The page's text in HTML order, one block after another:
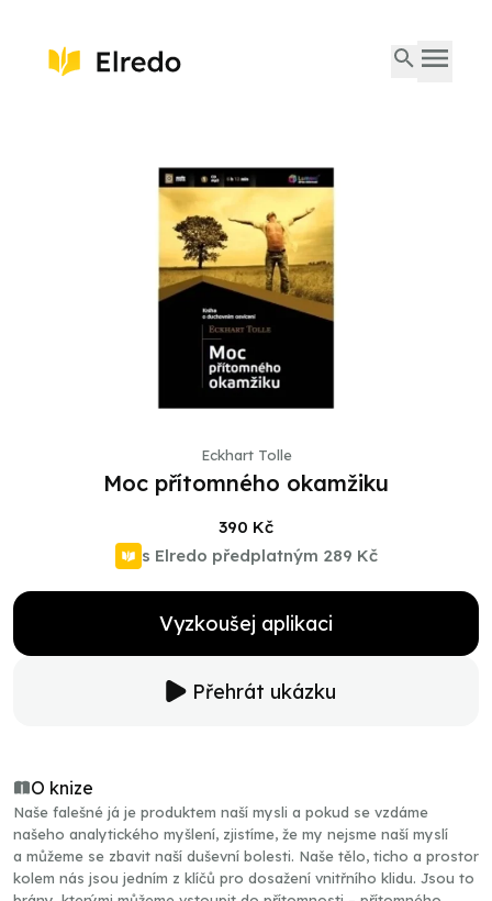
Eckhart Tolle
Moc přítomného okamžiku
390 Kč
s Elredo předplatným 289 Kč
Vyzkoušej aplikaci
Přehrát ukázku
O knize
Naše falešné já je produktem naší mysli a pokud se vzdáme
našeho analytického myšlení, zjistíme, že my nejsme naší myslí
a můžeme se zbavit naší duševní bolesti. Naše tělo, ticho a prostor
kolem nás jsou jedním z klíčů pro dosažení vnitřního klidu. Jsou to